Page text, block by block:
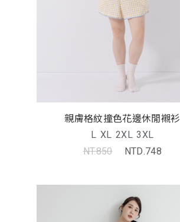
親膚格紋撞色花邊休閒襯衫
L XL 2XL 3XL
NT.850
NTD.748